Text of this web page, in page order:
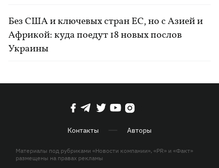
Без США и ключевых стран ЕС, но с Азией и
Африкой: куда поедут 18 новых послов
Украины
Контакты Авторы
Материалы под рубриками «Новости компании», «PR» и «Факт»
размещены на правах рекламы